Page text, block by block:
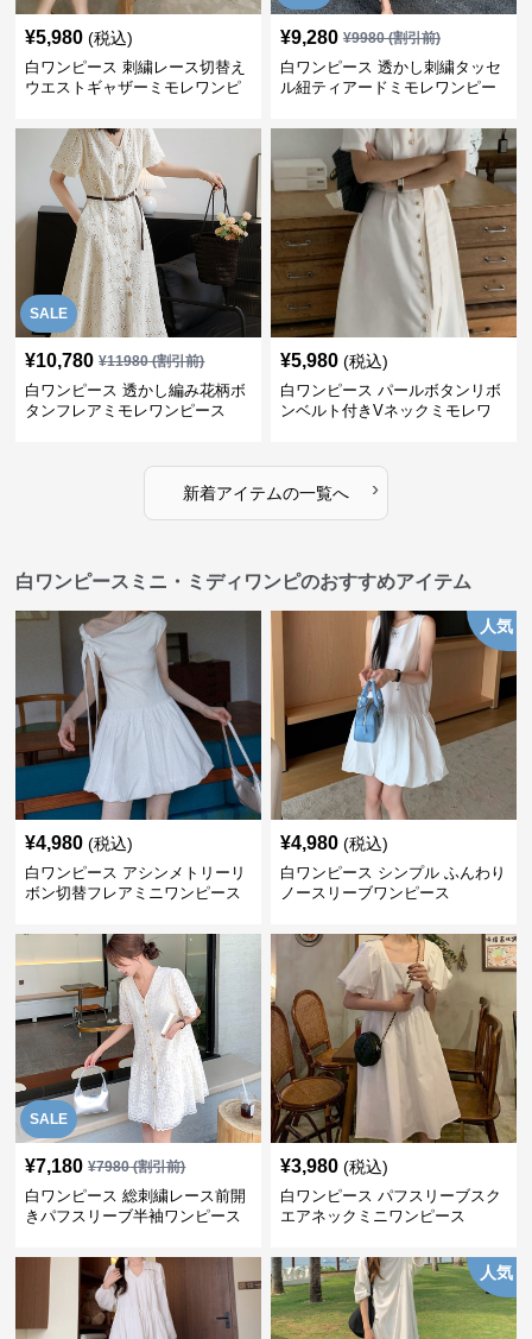
¥5,980 (税込)
白ワンピース 刺繍レース切替え
ウエストギャザーミモレワンピ
¥9,280 ¥9980(割引前)
白ワンピース 透かし刺繍タッセ
ル紐ティアードミモレワンピー
SALE
¥10,780 ¥11980(割引前)
白ワンピース 透かし編み花柄ボ
タンフレアミモレワンピース
¥5,980 (税込)
白ワンピース パールボタンリボ
ンベルト付きVネックミモレワ
新着アイテムの一覧へ ›
白ワンピースミニ・ミディワンピのおすすめアイテム
¥4,980 (税込)
白ワンピース アシンメトリーリ
ボン切替フレアミニワンピース
人気
¥4,980 (税込)
白ワンピース シンプル ふんわり
ノースリーブワンピース
SALE
¥7,180 ¥7980(割引前)
白ワンピース 総刺繍レース前開
きパフスリーブ半袖ワンピース
¥3,980 (税込)
白ワンピース パフスリーブスク
エアネックミニワンピース
人気